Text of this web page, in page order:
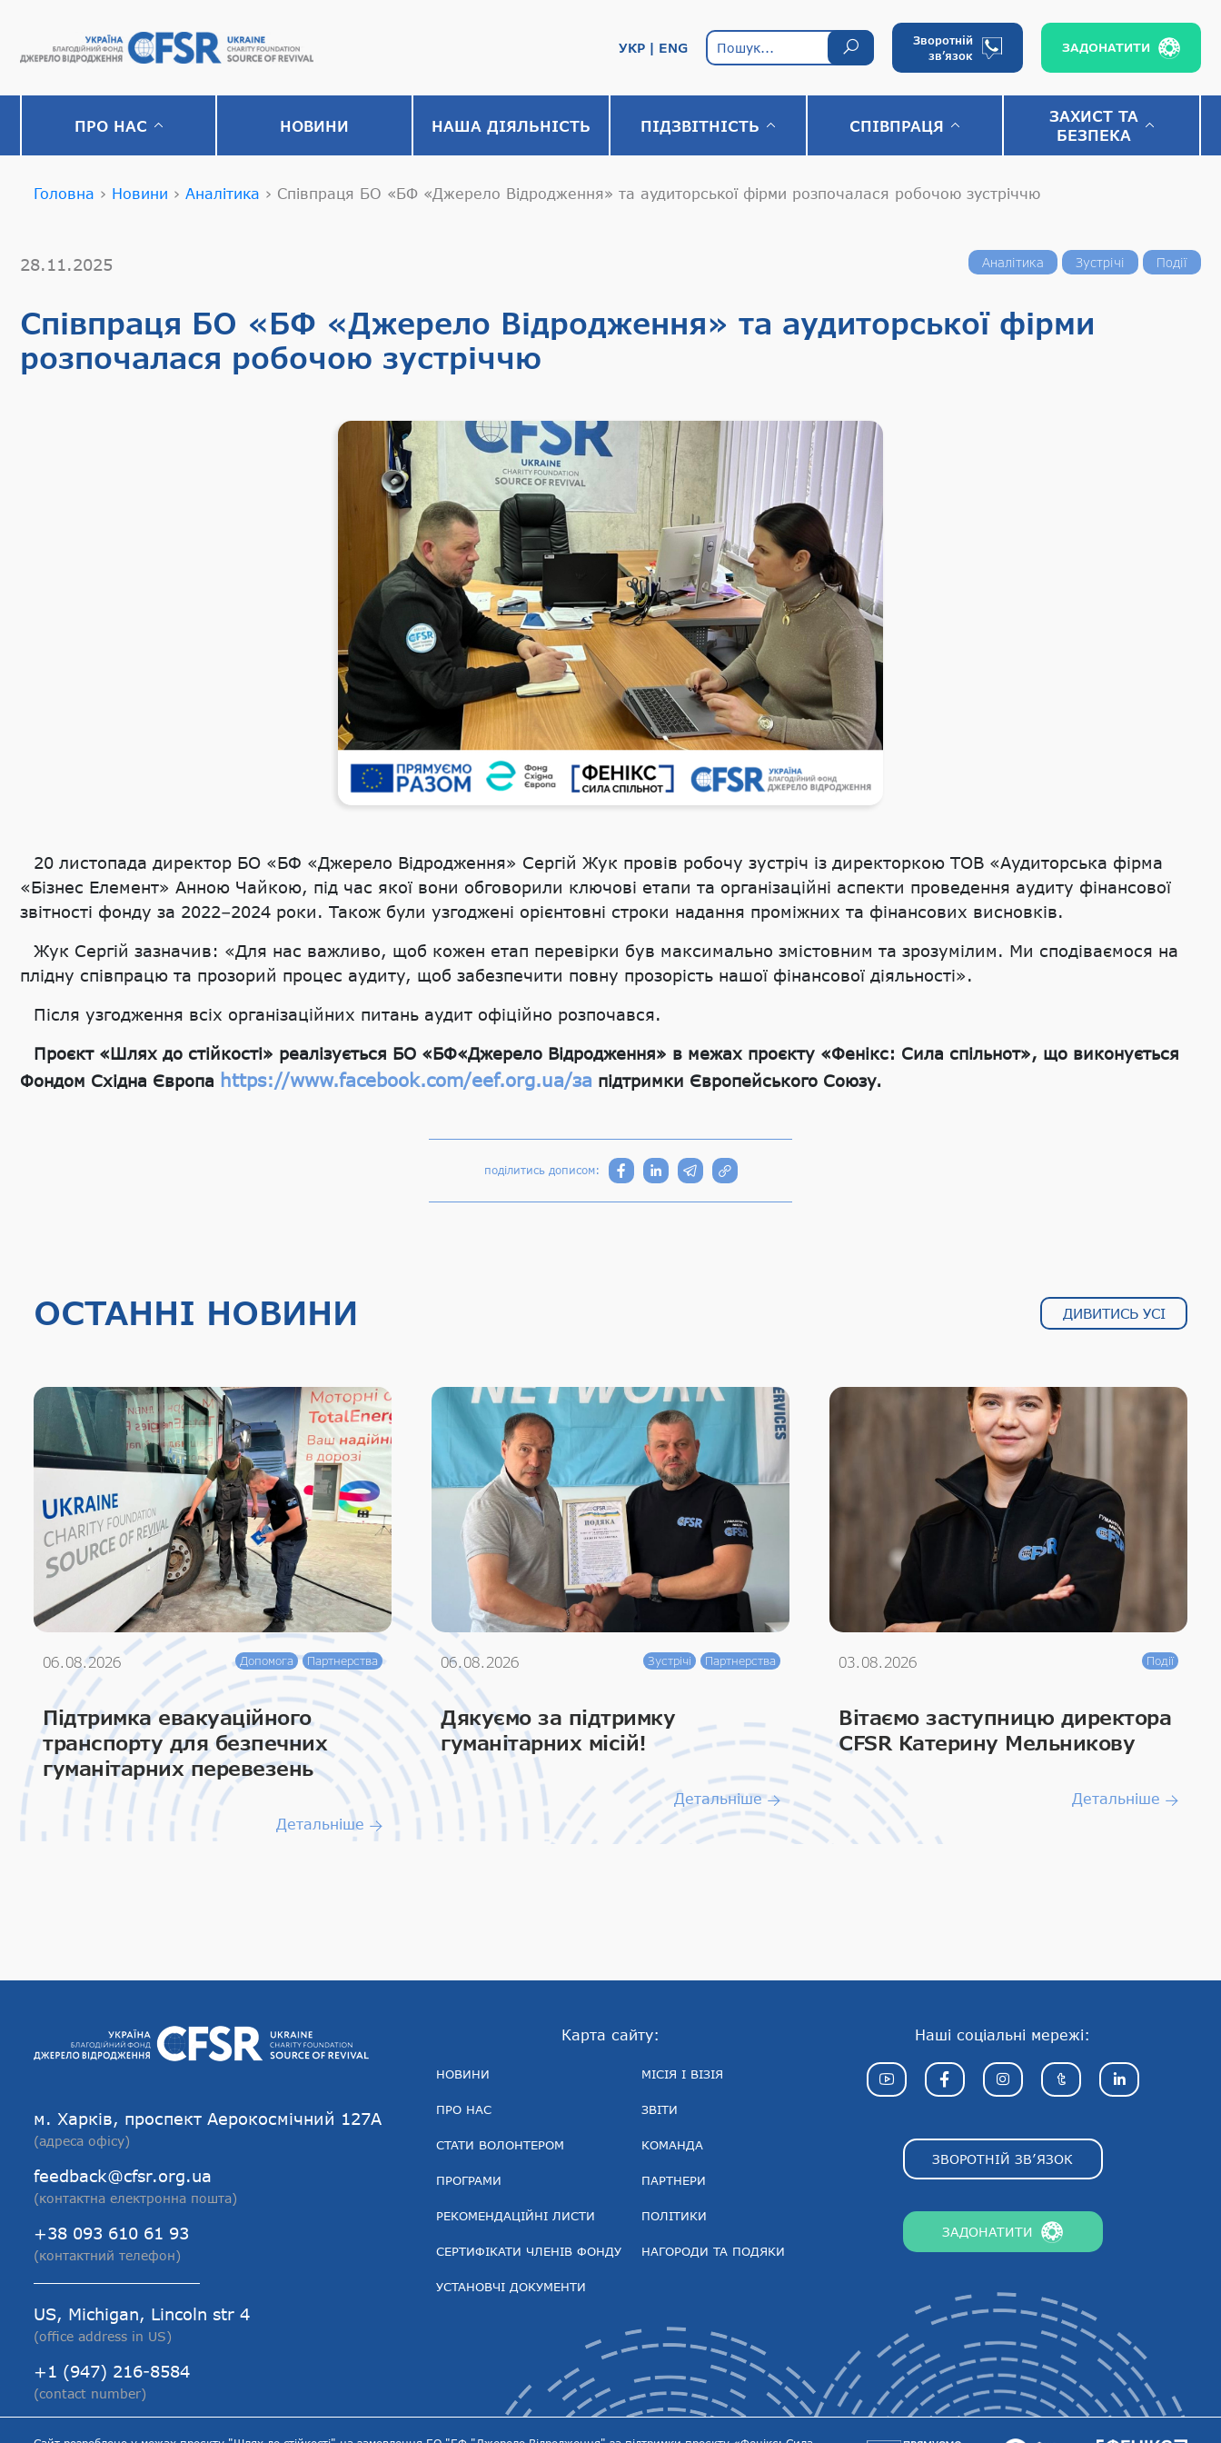
УКР ENG
Зворотній
зв’язок
ЗАДОНАТИТИ
ПРО НАС НОВИНИ НАША ДІЯЛЬНІСТЬ ПІДЗВІТНІСТЬ СПІВПРАЦЯ
ЗАХИСТ ТА
БЕЗПЕКА
Головна › Новини › Аналітика › Співпраця БО «БФ «Джерело Відродження» та аудиторської фірми розпочалася робочою зустріччю
28.11.2025 Аналітика Зустрічі Події
Співпраця БО «БФ «Джерело Відродження» та аудиторської фірми
розпочалася робочою зустріччю
20 листопада директор БО «БФ «Джерело Відродження» Сергій Жук провів робочу зустріч із директоркою ТОВ «Аудиторська фірма
«Бізнес Елемент» Анною Чайкою, під час якої вони обговорили ключові етапи та організаційні аспекти проведення аудиту фінансової
звітності фонду за 2022–2024 роки. Також були узгоджені орієнтовні строки надання проміжних та фінансових висновків.
Жук Сергій зазначив: «Для нас важливо, щоб кожен етап перевірки був максимально змістовним та зрозумілим. Ми сподіваємося на
плідну співпрацю та прозорий процес аудиту, щоб забезпечити повну прозорість нашої фінансової діяльності».
Після узгодження всіх організаційних питань аудит офіційно розпочався.
Проєкт «Шлях до стійкості» реалізується БО «БФ«Джерело Відродження» в межах проєкту «Фенікс: Сила спільнот», що виконується
Фондом Східна Європа https://www.facebook.com/eef.org.ua/за підтримки Європейського Союзу.
поділитись дописом:
ОСТАННІ НОВИНИ ДИВИТИСЬ УСІ
06.08.2026 Допомога Партнерства
Підтримка евакуаційного
транспорту для безпечних
гуманітарних перевезень
Детальніше
06.08.2026 Зустрічі Партнерства
Дякуємо за підтримку
гуманітарних місій!
Детальніше
03.08.2026 Події
Вітаємо заступницю директора
CFSR Катерину Мельникову
Детальніше
м. Харків, проспект Аерокосмічний 127А
(адреса офісу)
feedback@cfsr.org.ua
(контактна електронна пошта)
+38 093 610 61 93
(контактний телефон)
US, Michigan, Lincoln str 4
(office address in US)
+1 (947) 216-8584
(contact number)
Карта сайту:
НОВИНИ
ПРО НАС
СТАТИ ВОЛОНТЕРОМ
ПРОГРАМИ
РЕКОМЕНДАЦІЙНІ ЛИСТИ
СЕРТИФІКАТИ ЧЛЕНІВ ФОНДУ
УСТАНОВЧІ ДОКУМЕНТИ
МІСІЯ І ВІЗІЯ
ЗВІТИ
КОМАНДА
ПАРТНЕРИ
ПОЛІТИКИ
НАГОРОДИ ТА ПОДЯКИ
Наші соціальні мережі:
ЗВОРОТНІЙ ЗВ’ЯЗОК
ЗАДОНАТИТИ